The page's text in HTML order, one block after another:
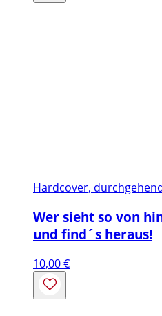
Hardcover,
Wer sieht so von
und find´s heraus!
10,00€